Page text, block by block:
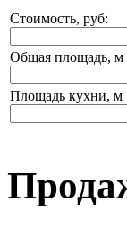
Стоимость, руб:
Общая площадь, м
Площадь кухни, м